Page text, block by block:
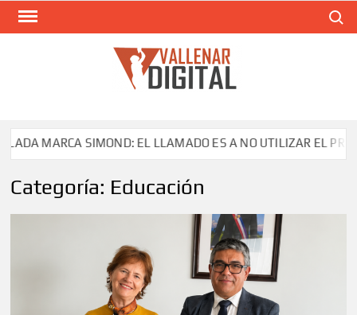
Saltar
SIMOND: EL LLAMADO ES A NO UTILIZAR EL PRODUCTO
Categoría: Educación